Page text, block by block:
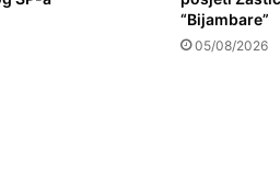
“Bijambare”
05/08/2026